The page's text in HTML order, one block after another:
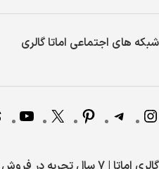
شبکه های اجتماعی اماتا گالری